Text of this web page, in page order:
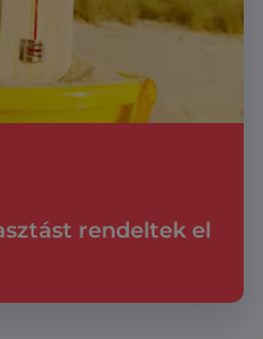
rendeltek el